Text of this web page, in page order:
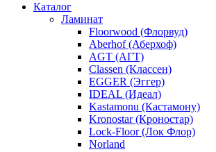
Каталог
Ламинат
Floorwood (Флорвуд)
Aberhof (Аберхоф)
AGT (АГТ)
Classen (Классен)
EGGER (Эггер)
IDEAL (Идеал)
Kastamonu (Кастамону)
Kronostar (Кроностар)
Lock-Floor (Лок Флор)
Norland